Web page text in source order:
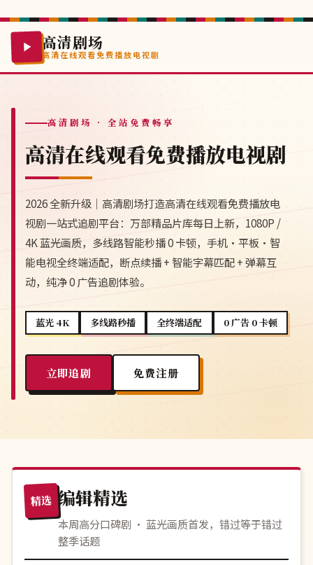
高清剧场
高清在线观看免费播放电视剧
高清剧场 · 全站免费畅享
高清在线观看免费播放电视剧
2026 全新升级｜高清剧场打造高清在线观看免费播放电
视剧一站式追剧平台：万部精品片库每日上新，1080P /
4K 蓝光画质，多线路智能秒播 0 卡顿，手机·平板·智
能电视全终端适配，断点续播 + 智能字幕匹配 + 弹幕互
动，纯净 0 广告追剧体验。
蓝光 4K 多线路秒播 全终端适配 0 广告 0 卡顿
立即追剧 免费注册
精选 编辑精选
本周高分口碑剧 · 蓝光画质首发，错过等于错过
整季话题
连载中 142分钟